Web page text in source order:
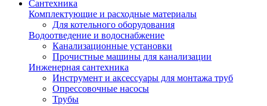
Сантехника
Комплектующие и расходные материалы
Для котельного оборудования
Водоотведение и водоснабжение
Канализационные установки
Прочистные машины для канализации
Инженерная сантехника
Инструмент и аксессуары для монтажа труб
Опрессовочные насосы
Трубы